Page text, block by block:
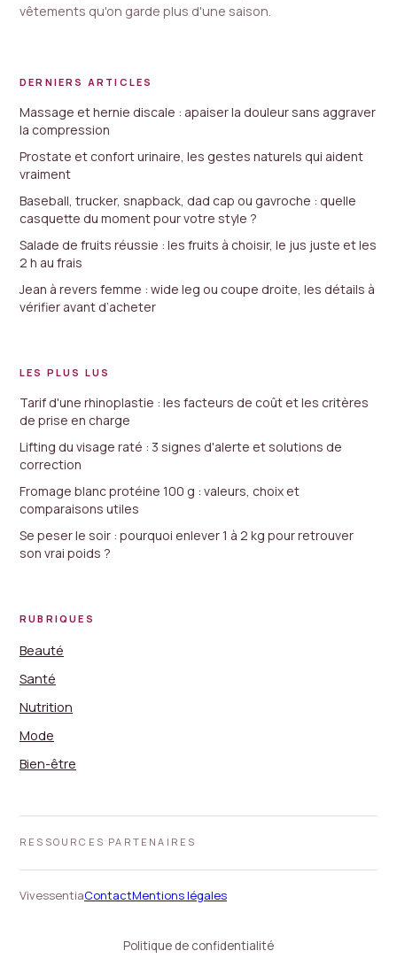
vêtements qu'on garde plus d'une saison.
DERNIERS ARTICLES
Massage et hernie discale : apaiser la douleur sans aggraver
la compression
Prostate et confort urinaire, les gestes naturels qui aident
vraiment
Baseball, trucker, snapback, dad cap ou gavroche : quelle
casquette du moment pour votre style ?
Salade de fruits réussie : les fruits à choisir, le jus juste et les
2 h au frais
Jean à revers femme : wide leg ou coupe droite, les détails à
vérifier avant d’acheter
LES PLUS LUS
Tarif d'une rhinoplastie : les facteurs de coût et les critères
de prise en charge
Lifting du visage raté : 3 signes d'alerte et solutions de
correction
Fromage blanc protéine 100 g : valeurs, choix et
comparaisons utiles
Se peser le soir : pourquoi enlever 1 à 2 kg pour retrouver
son vrai poids ?
RUBRIQUES
Beauté
Santé
Nutrition
Mode
Bien-être
RESSOURCES PARTENAIRES
VivessentiaContactMentions légales
Politique de confidentialité